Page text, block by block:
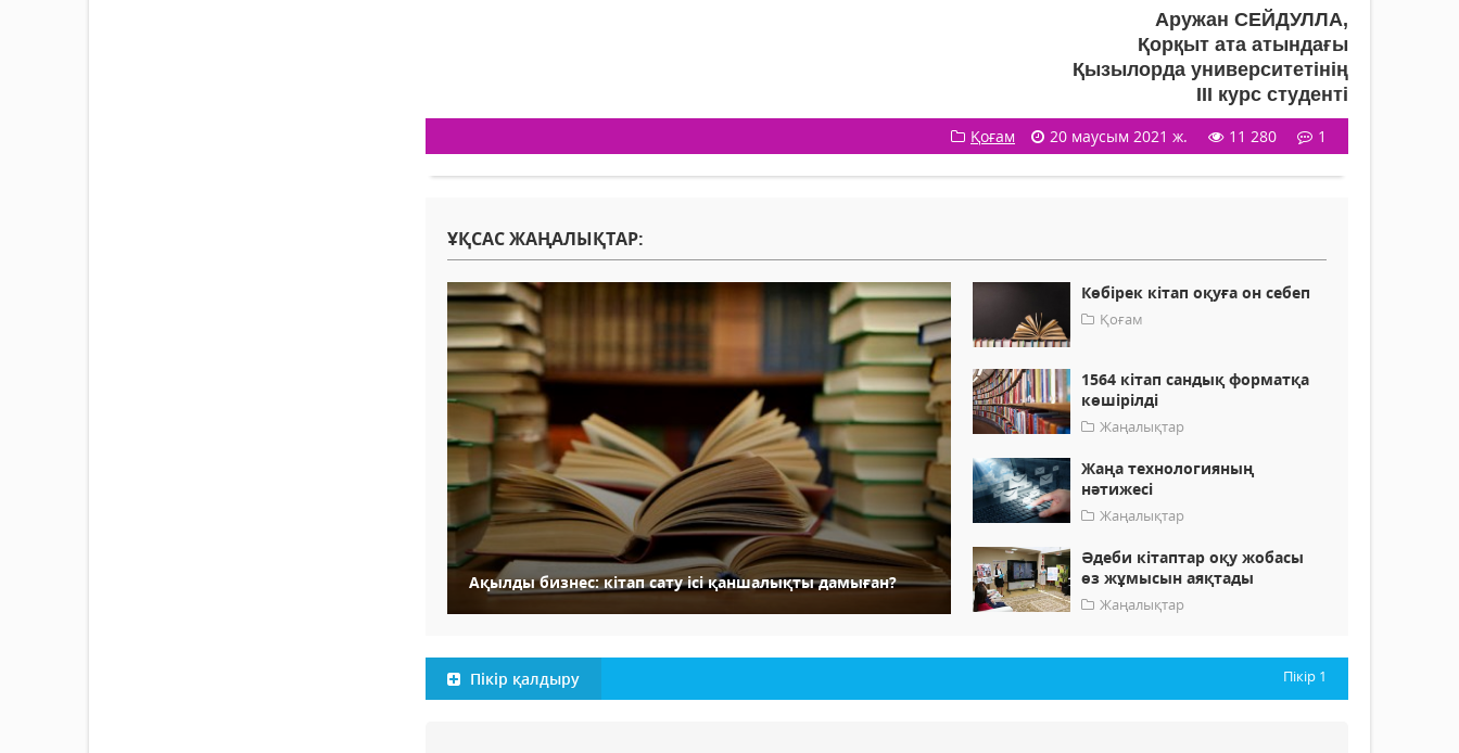
Аружан СЕЙДУЛЛА,
Қорқыт ата атындағы
Қызылорда университетінің
ІІІ курс студенті
Қоғам 20 маусым 2021 ж. 11 280 1
ҰҚСАС ЖАҢАЛЫҚТАР:
Ақылды бизнес: кітап сату ісі қаншалықты дамыған?
Көбірек кітап оқуға он себеп
Қоғам
1564 кітап сандық форматқа
көшірілді
Жаңалықтар
Жаңа технологияның
нәтижесі
Жаңалықтар
Әдеби кітаптар оқу жобасы
өз жұмысын аяқтады
Жаңалықтар
Пікір қалдыру Пікір 1